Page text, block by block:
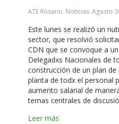
ATE Rosario. Noticias. Agosto
Este lunes se realizó un
sector, que resolvió
CDN que se convoque a
Delegadxs Nacionales de
construcción de un plan de
planta de todx el personal
aumento salarial de
temas centrales de
Leer más